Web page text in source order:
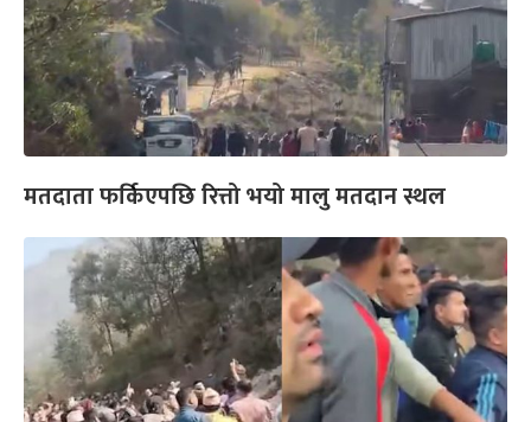
मतदाता फर्किएपछि रित्तो भयो मालु मतदान स्थल